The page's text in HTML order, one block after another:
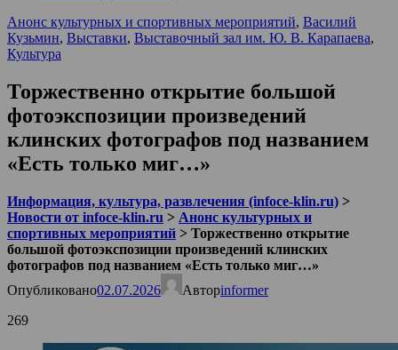
Анонс культурных и спортивных мероприятий, Василий
Кузьмин, Выставки, Выставочный зал им. Ю. В. Карапаева,
Культура
Торжественно открытие большой
фотоэкспозиции произведений
клинских фотографов под названием
«Есть только миг…»
Информация, культура, развлечения (infoce-klin.ru) >
Новости от infoce-klin.ru > Анонс культурных и
спортивных мероприятий > Торжественно открытие
большой фотоэкспозиции произведений клинских
фотографов под названием «Есть только миг…»
Опубликовано02.07.2026 Авторinformer
269